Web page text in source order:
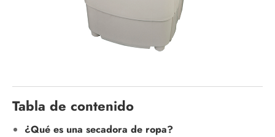
Tabla de contenido
¿Qué es una secadora de ropa?